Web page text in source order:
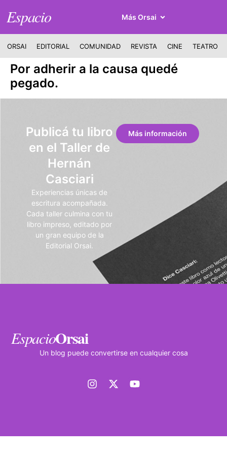
Espacio Más Orsai
ORSAI EDITORIAL COMUNIDAD REVISTA CINE TEATRO
Por adherir a la causa quedé
pegado.
Publicá tu libro
en el Taller de
Hernán
Casciari
Experiencias únicas de
escritura acompañada.
Cada taller culmina con tu
libro impreso, editado por
un gran equipo de la
Editorial Orsai.
Más información
EspacioOrsai
Un blog puede convertirse en cualquier cosa